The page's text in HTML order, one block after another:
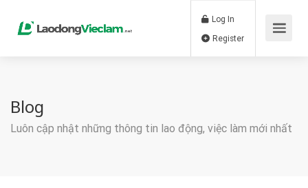
Log In
Blog
Luôn cập nhật những thông tin lao động, việc làm mới nhất